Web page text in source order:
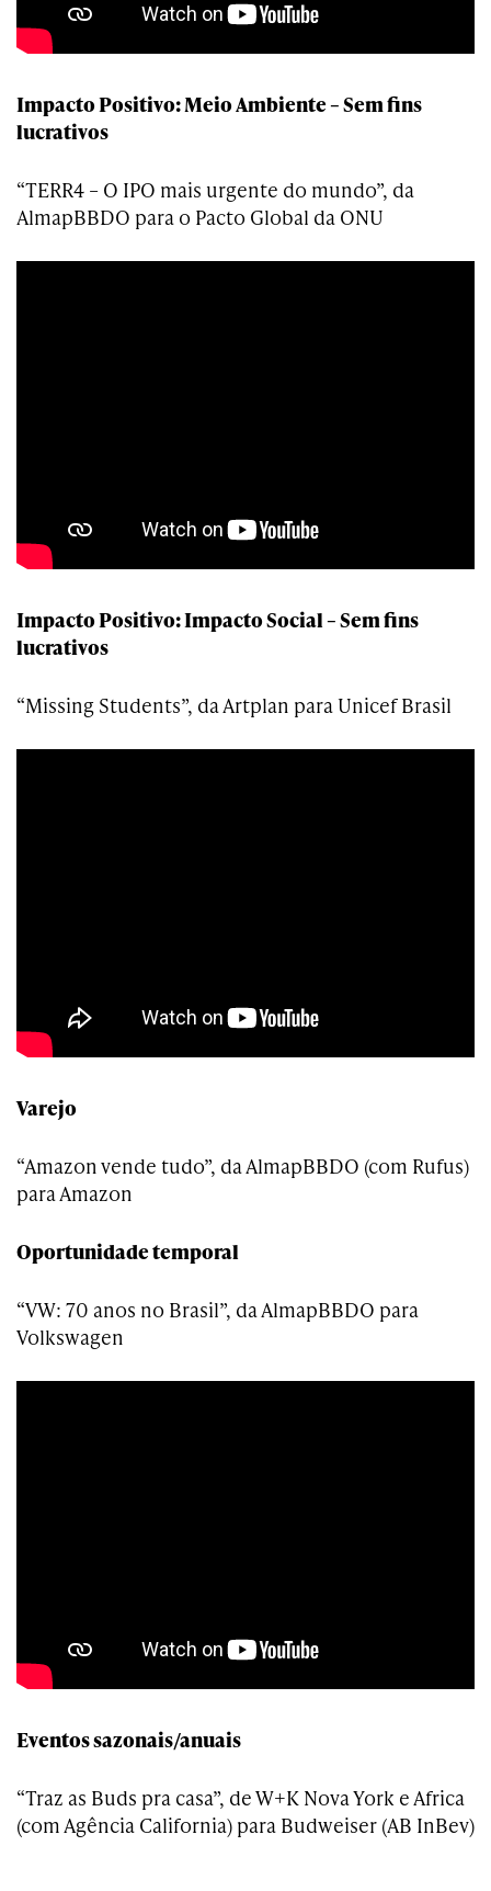
Impacto Positivo: Meio Ambiente – Sem fins
lucrativos
“TERR4 – O IPO mais urgente do mundo”, da
AlmapBBDO para o Pacto Global da ONU
Impacto Positivo: Impacto Social – Sem fins
lucrativos
“Missing Students”, da Artplan para Unicef Brasil
Varejo
“Amazon vende tudo”, da AlmapBBDO (com Rufus)
para Amazon
Oportunidade temporal
“VW: 70 anos no Brasil”, da AlmapBBDO para
Volkswagen
Eventos sazonais/anuais
“Traz as Buds pra casa”, de W+K Nova York e Africa
(com Agência California) para Budweiser (AB InBev)